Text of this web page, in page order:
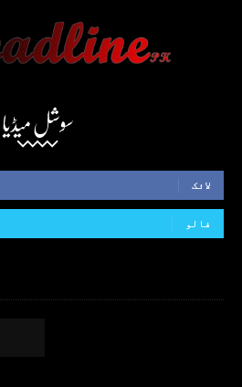
سوشل میڈیا
لائک
فالو